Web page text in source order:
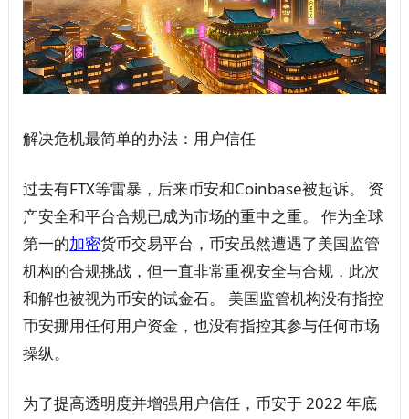
解决危机最简单的办法：用户信任
过去有FTX等雷暴，后来币安和Coinbase被起诉。 资
产安全和平台合规已成为市场的重中之重。 作为全球
第一的加密货币交易平台，币安虽然遭遇了美国监管
机构的合规挑战，但一直非常重视安全与合规，此次
和解也被视为币安的试金石。 美国监管机构没有指控
币安挪用任何用户资金，也没有指控其参与任何市场
操纵。
为了提高透明度并增强用户信任，币安于 2022 年底